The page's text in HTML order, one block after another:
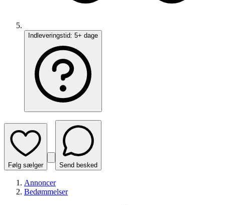
Indleveringstid: 5+ dage
Følg sælger Send besked
Annoncer
Bedømmelser